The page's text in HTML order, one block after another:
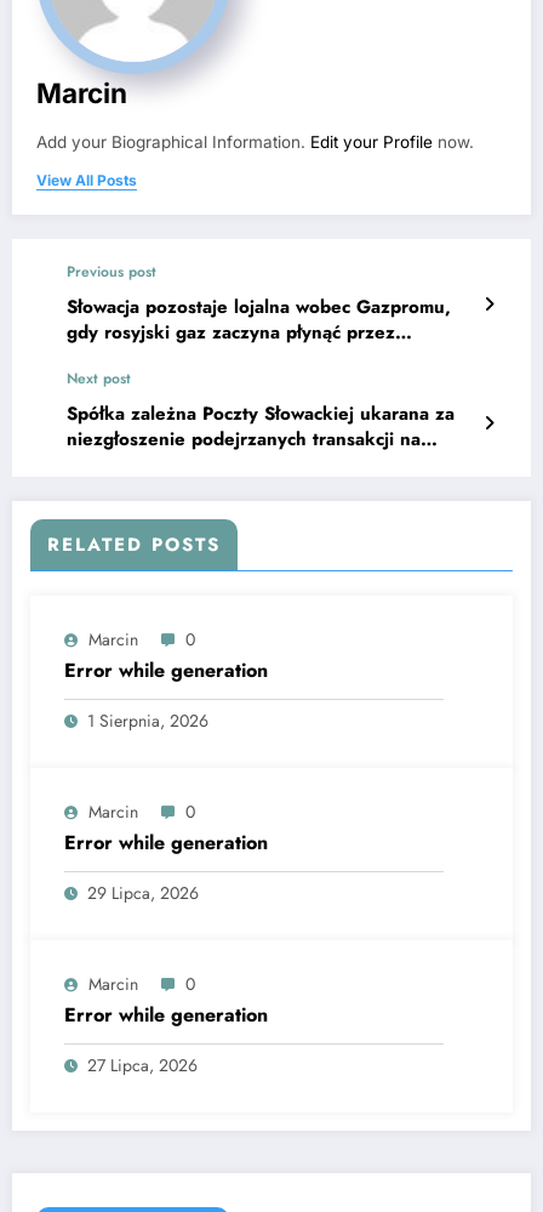
Marcin
Add your Biographical Information. Edit your Profile now.
View All Posts
Previous post
Słowacja pozostaje lojalna wobec Gazpromu,
gdy rosyjski gaz zaczyna płynąć przez
Next post
Spółka zależna Poczty Słowackiej ukarana za
niezgłoszenie podejrzanych transakcji na
RELATED POSTS
Marcin 0
Error while generation
1 Sierpnia, 2026
Marcin 0
Error while generation
29 Lipca, 2026
Marcin 0
Error while generation
27 Lipca, 2026